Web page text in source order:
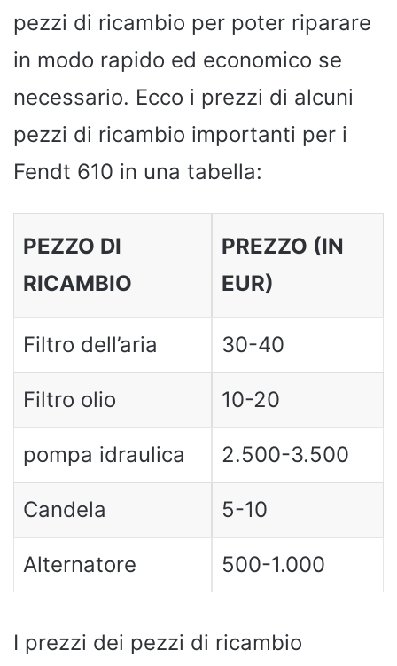
pezzi di ricambio per poter riparare
in modo rapido ed economico se
necessario. Ecco i prezzi di alcuni
pezzi di ricambio importanti per i
Fendt 610 in una tabella:
PEZZO DI
RICAMBIO
PREZZO (IN
EUR)
Filtro dell’aria 30-40
Filtro olio 10-20
pompa idraulica 2.500-3.500
Candela 5-10
Alternatore 500-1.000
I prezzi dei pezzi di ricambio